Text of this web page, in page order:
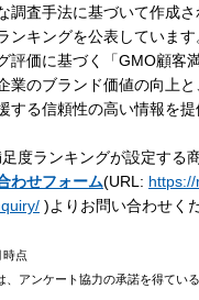
調査手法に基づいて作成
ンキングを公表しています
評価に基づく「GMO顧客
業のブランド価値の向上と
する信頼性の高い情報を提
度ランキングが設定する
わせフォーム(URL:
)よりお問い合わせく
時点
、アンケート協力の承諾を得てい